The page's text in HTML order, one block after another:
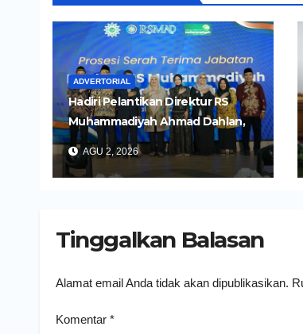
ADVERTORIAL
Hadiri Pelantikan Direktur RS
Muhammadiyah Ahmad Dahlan,
Wali Kota Kediri Tekankan
Pelayanan Kesehatan yang
Humanis
AGU 2, 2026
Tinggalkan Balasan
Alamat email Anda tidak akan dipublikasikan.
Komentar *